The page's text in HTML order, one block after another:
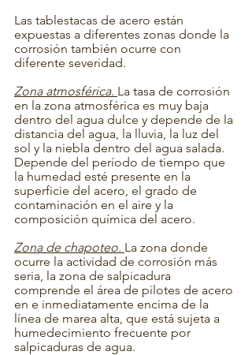
Las tablestacas de acero están
expuestas a diferentes zonas donde la
corrosión también ocurre con
diferente severidad.
Zona atmosférica. La tasa de corrosión
en la zona atmosférica es muy baja
dentro del agua dulce y depende de la
distancia del agua, la lluvia, la luz del
sol y la niebla dentro del agua salada.
Depende del período de tiempo que
la humedad esté presente en la
superficie del acero, el grado de
contaminación en el aire y la
composición química del acero.
Zona de chapoteo. La zona donde
ocurre la actividad de corrosión más
seria, la zona de salpicadura
comprende el área de pilotes de acero
en e inmediatamente encima de la
línea de marea alta, que está sujeta a
humedecimiento frecuente por
salpicaduras de agua.